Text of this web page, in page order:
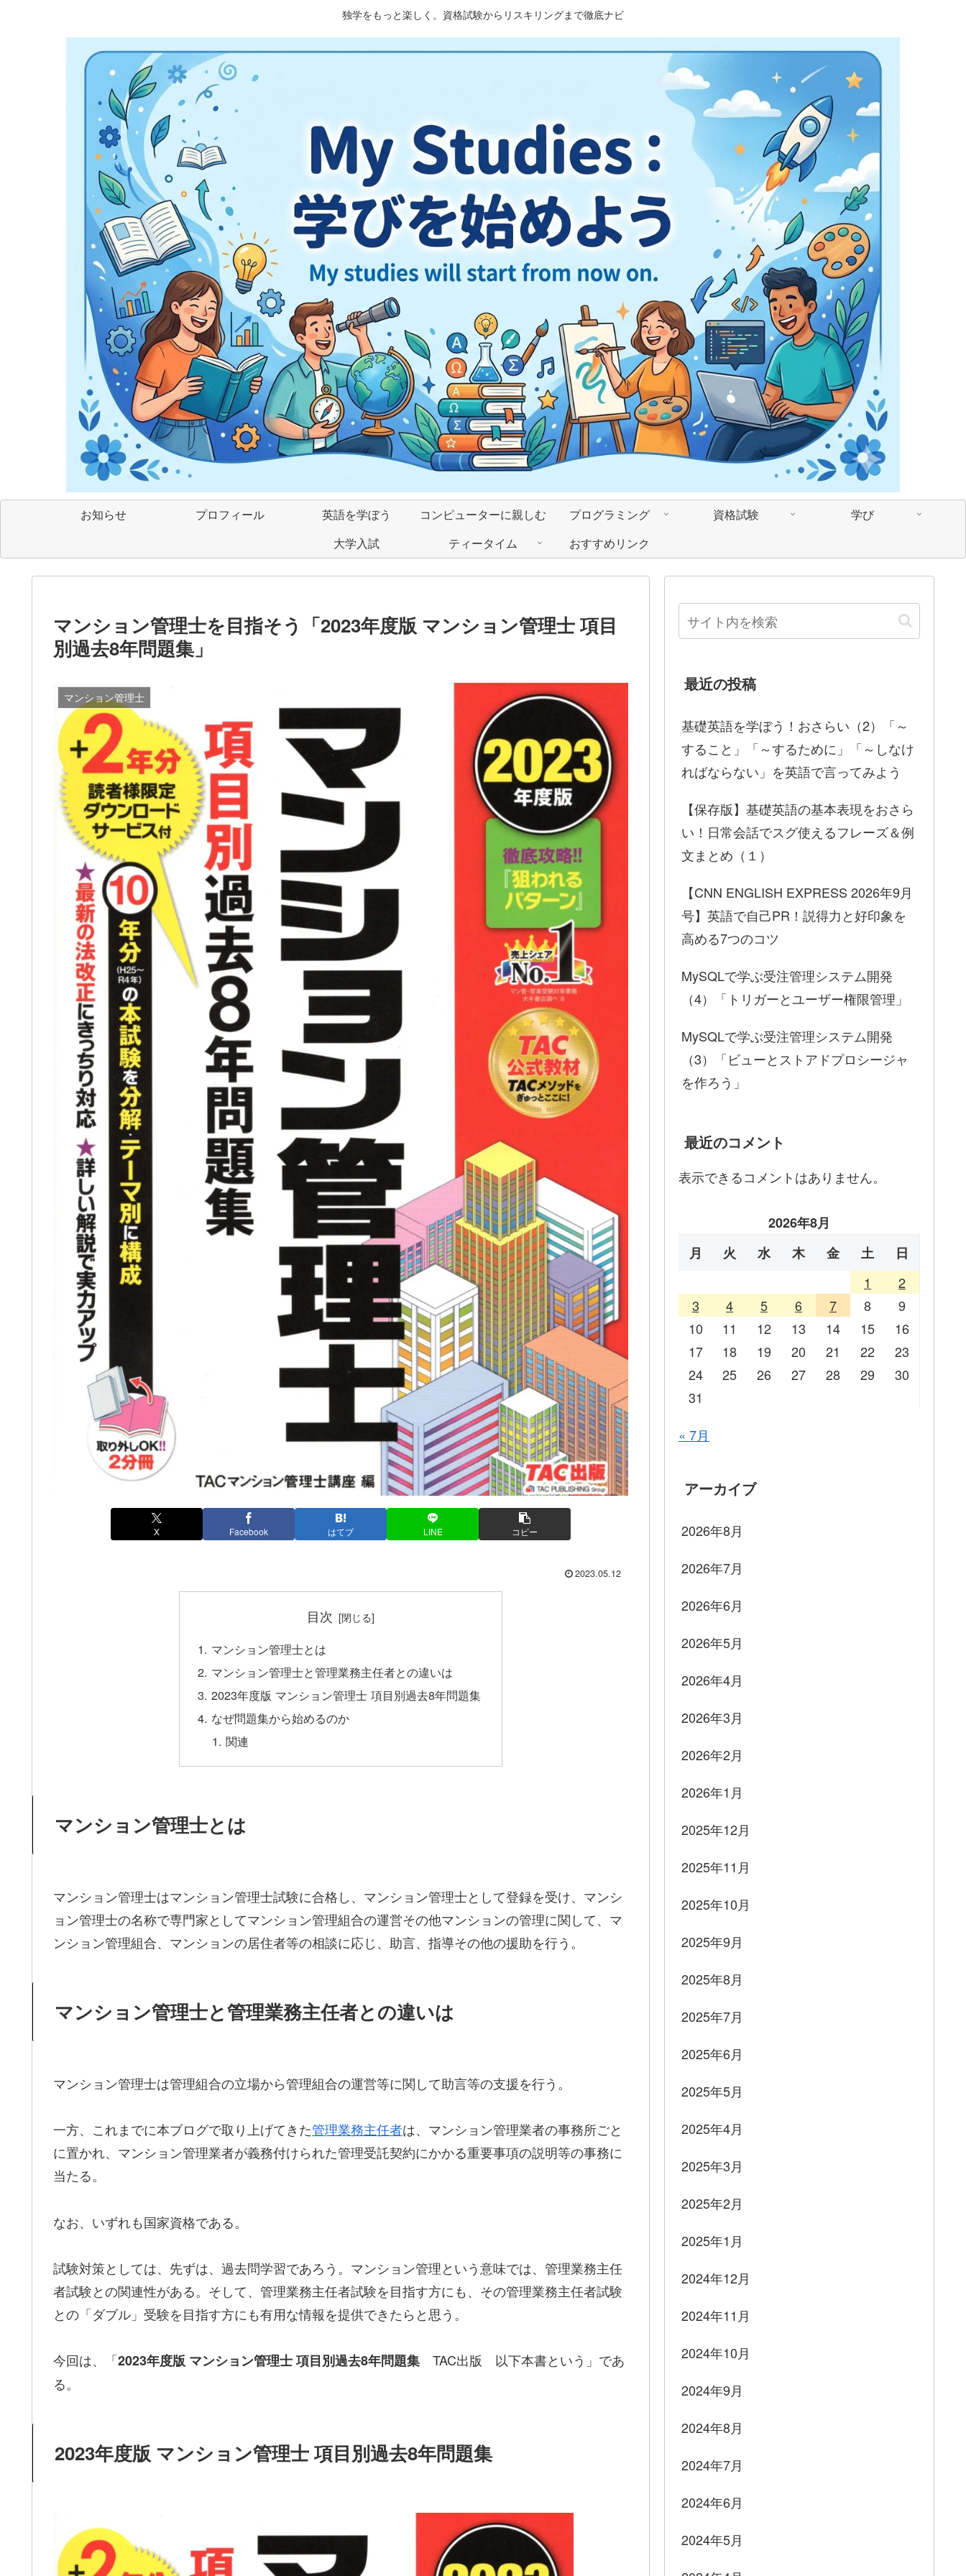
独学をもっと楽しく。資格試験からリスキリングまで徹底ナビ
お知らせ プロフィール 英語を学ぼう コンピューターに親しむ プログラミング 資格試験
学び
大学入試
ティータイム おすすめリンク
マンション管理士を目指そう「2023年度版 マンション管理士 項目
別過去8年問題集」
マンション管理士
X Facebook はてブ LINE コピー
2023.05.12
目次
マンション管理士とは
マンション管理士と管理業務主任者との違いは
2023年度版 マンション管理士 項目別過去8年問題集
なぜ問題集から始めるのか
関連
マンション管理士とは
マンション管理士はマンション管理士試験に合格し、マンション管理士として登録を受け、マンシ
ョン管理士の名称で専門家としてマンション管理組合の運営その他マンションの管理に関して、マ
ンション管理組合、マンションの居住者等の相談に応じ、助言、指導その他の援助を行う。
マンション管理士と管理業務主任者との違いは
マンション管理士は管理組合の立場から管理組合の運営等に関して助言等の支援を行う。
一方、これまでに本ブログで取り上げてきた管理業務主任者は、マンション管理業者の事務所ごと
に置かれ、マンション管理業者が義務付けられた管理受託契約にかかる重要事項の説明等の事務に
当たる。
なお、いずれも国家資格である。
試験対策としては、先ずは、過去問学習であろう。マンション管理という意味では、管理業務主任
者試験との関連性がある。そして、管理業務主任者試験を目指す方にも、その管理業務主任者試験
との「ダブル」受験を目指す方にも有用な情報を提供できたらと思う。
今回は、「2023年度版 マンション管理士 項目別過去8年問題集 TAC出版 以下本書という」であ
る。
2023年度版 マンション管理士 項目別過去8年問題集
最近の投稿
基礎英語を学ぼう！おさらい（2）「～
すること」「～するために」「～しなけ
ればならない」を英語で言ってみよう
【保存版】基礎英語の基本表現をおさら
い！日常会話でスグ使えるフレーズ＆例
文まとめ（１）
【CNN ENGLISH EXPRESS 2026年9月
号】英語で自己PR！説得力と好印象を
高める7つのコツ
MySQLで学ぶ受注管理システム開発
（4）「トリガーとユーザー権限管理」
MySQLで学ぶ受注管理システム開発
（3）「ビューとストアドプロシージャ
を作ろう」
最近のコメント
表示できるコメントはありません。
2026年8月
月
火 水 木 金 土
日
1
2
3
4 5 6 7 8
9
10
11 12 13 14 15
16
17
18 19 20 21 22
23
24
25 26 27 28 29
30
31
« 7月
アーカイブ
2026年8月
2026年7月
2026年6月
2026年5月
2026年4月
2026年3月
2026年2月
2026年1月
2025年12月
2025年11月
2025年10月
2025年9月
2025年8月
2025年7月
2025年6月
2025年5月
2025年4月
2025年3月
2025年2月
2025年1月
2024年12月
2024年11月
2024年10月
2024年9月
2024年8月
2024年7月
2024年6月
2024年5月